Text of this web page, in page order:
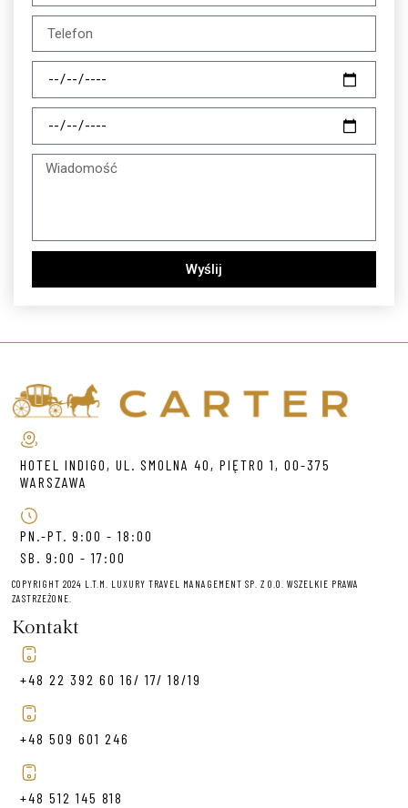
Wyślij
HOTEL INDIGO, UL. SMOLNA 40, PIĘTRO 1, 00-375
WARSZAWA
PN.-PT. 9:00 - 18:00
SB. 9:00 - 17:00
COPYRIGHT 2024 L.T.M. LUXURY TRAVEL MANAGEMENT SP. Z O.O. WSZELKIE PRAWA
ZASTRZEŻONE.
Kontakt
+48 22 392 60 16/ 17/ 18/19
+48 509 601 246
+48 512 145 818